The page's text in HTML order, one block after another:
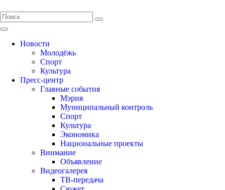
Новости
Молодёжь
Спорт
Культура
Пресс-центр
Главные события
Мэрия
Муниципальный контроль
Спорт
Культура
Экономика
Национальные проекты
Внимание
Объявление
Видеогалерея
ТВ-передача